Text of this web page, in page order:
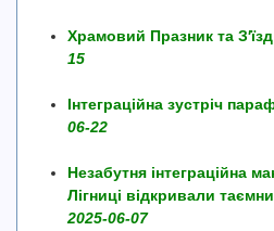
Храмовий Празник та
15
Інтеграційна зустріч
06-22
Незабутня інтеграційна
Лігниці відкривали
2025-06-07